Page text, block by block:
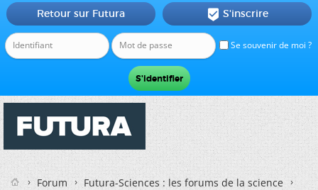
Se souvenir de moi ?
Retour sur Futura  S'inscrire
Forum
Futura-Sciences : les forums de la science